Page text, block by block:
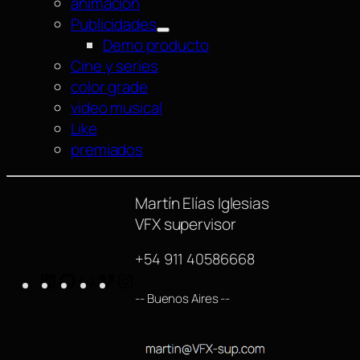
Publicidades
Demo producto
Cine y series
color grade
video musical
Like
premiados
LinkedIn
GitHubhttps://www.imdb.com/name/
Martín Elías Iglesias
VFX supervisor
+54 911 40586668
-- Buenos Aires --